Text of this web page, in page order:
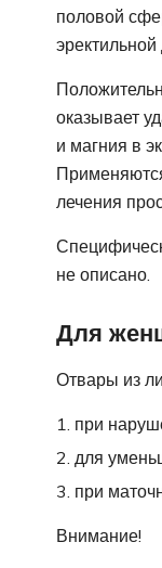
половой
оказывает
и магния в
лечения
не описано.
Для
Отвары из
при
для
при
Внимание!